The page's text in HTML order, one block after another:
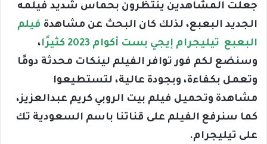
جعلت المشاهدين ينتظرون بحماس شديد فيلمه
الجديد البعبع، لذلك كان البحث عن مشاهدة فيلم
البعبع تيليجرام إيجي بست أكوام 2023 كثيرًا
،
وسنضع لكم فور توافر الفيلم لينكات محدثة دومًا
وتعمل بكفاءة، وبجودة عالية، لتستطيعوا
مشاهدة وتحميل فيلم بيت الروبي كريم عبدالعزيز،
كما سنرفع الفيلم على قناتنا باسم السعودية تك
على تيليجرام.